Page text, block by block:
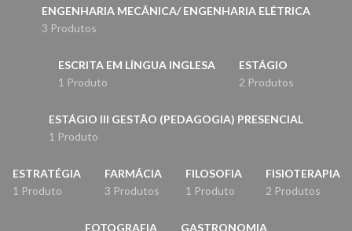
ENGENHARIA MECÂNICA/ ENGENHARIA ELÉTRICA
3 Produtos
ESCRITA EM LÍNGUA INGLESA
1 Produto
ESTÁGIO
2 Produtos
ESTÁGIO III GESTÃO (PEDAGOGIA) PRESENCIAL
1 Produto
ESTRATÉGIA
1 Produto
FARMÁCIA
3 Produtos
FILOSOFIA
1 Produto
FISIOTERAPIA
2 Produtos
FOTOGRAFIA
GASTRONOMIA